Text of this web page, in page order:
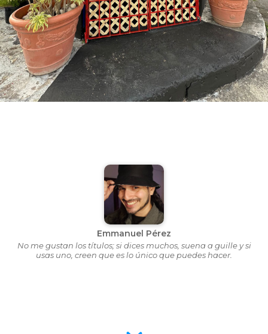
Emmanuel Pérez
No me gustan los títulos; si dices muchos, suena a guille y si
usas uno, creen que es lo único que puedes hacer.